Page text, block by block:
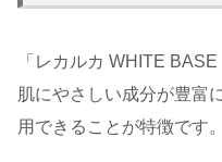
「レカルカ WHITE
肌にやさしい成分が豊富
用できることが特徴です。